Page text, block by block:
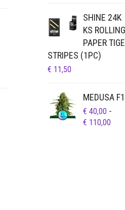
SHINE 24K
KS ROLLING
PAPER
STRIPES (1PC)
€ 11,50
MEDUSA F1
€ 40,00 -
€ 110,00